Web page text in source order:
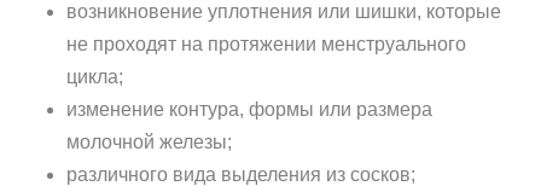
возникновение уплотнения или шишки, которые
не проходят на протяжении менструального
цикла;
изменение контура, формы или размера
молочной железы;
различного вида выделения из сосков;